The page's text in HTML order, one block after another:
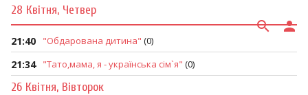
search person
28 Квітня, Четвер
21:40 "Обдарована дитина" (0)
21:34 "Тато,мама, я - українська сім`я" (0)
26 Квітня, Вівторок